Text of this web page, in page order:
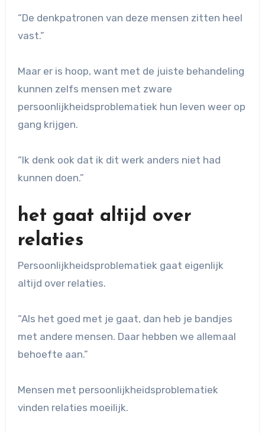
“De denkpatronen van deze mensen zitten heel
vast.”
Maar er is hoop, want met de juiste behandeling
kunnen zelfs mensen met zware
persoonlijkheidsproblematiek hun leven weer op
gang krijgen.
“Ik denk ook dat ik dit werk anders niet had
kunnen doen.”
het gaat altijd over
relaties
Persoonlijkheidsproblematiek gaat eigenlijk
altijd over relaties.
“Als het goed met je gaat, dan heb je bandjes
met andere mensen. Daar hebben we allemaal
behoefte aan.”
Mensen met persoonlijkheidsproblematiek
vinden relaties moeilijk.